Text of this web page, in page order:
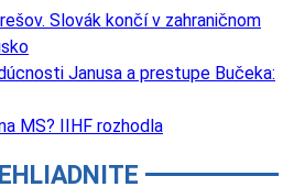
Slovák končí v zahraničnom
Janusa a prestupe Bučeka:
MS? IIHF rozhodla